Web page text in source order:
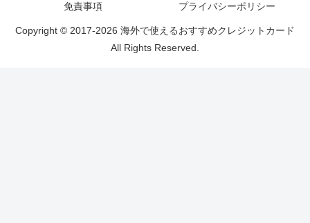
免責事項 プライバシーポリシー
Copyright © 2017-2026 海外で使えるおすすめクレジットカード
All Rights Reserved.